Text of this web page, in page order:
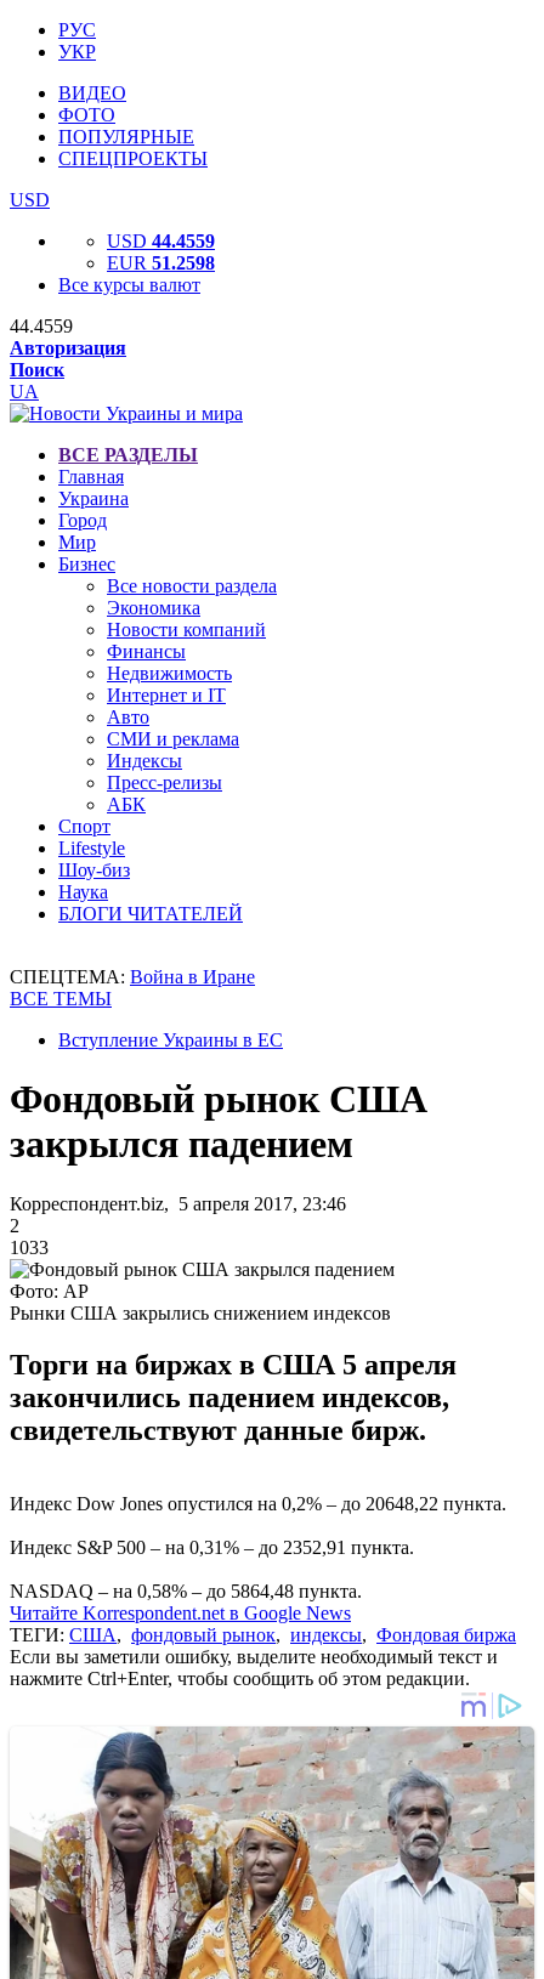
РУС
УКР
ВИДЕО
ФОТО
ПОПУЛЯРНЫЕ
СПЕЦПРОЕКТЫ
USD
USD 44.4559
EUR 51.2598
Все курсы валют
44.4559
Авторизация
Поиск
UA
ВСЕ РАЗДЕЛЫ
Главная
Украина
Город
Мир
Бизнес
Все новости раздела
Экономика
Новости компаний
Финансы
Недвижимость
Интернет и IT
Авто
СМИ и реклама
Индексы
Пресс-релизы
АБК
Спорт
Lifestyle
Шоу-биз
Наука
БЛОГИ ЧИТАТЕЛЕЙ
СПЕЦТЕМА: Война в Иране
ВСЕ ТЕМЫ
Вступление Украины в ЕС
Фондовый рынок США
закрылся падением
Корреспондент.biz, 5 апреля 2017, 23:46
2
1033
Фото: АР
Рынки США закрылись снижением индексов
Торги на биржах в США 5 апреля
закончились падением индексов,
свидетельствуют данные бирж.
Индекс Dow Jones опустился на 0,2% – до 20648,22 пункта.
Индекс S&P 500 – на 0,31% – до 2352,91 пункта.
NASDAQ – на 0,58% – до 5864,48 пункта.
Читайте Korrespondent.net в Google News
ТЕГИ: США, фондовый рынок, индексы, Фондовая биржа
Если вы заметили ошибку, выделите необходимый текст и
нажмите Ctrl+Enter, чтобы сообщить об этом редакции.